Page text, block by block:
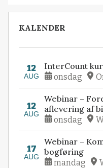
KALENDER
12
AUG
InterCount
onsdag
12
AUG
Webinar –
aflevering af
onsdag
17
AUG
Webinar –
bogføring
mandag